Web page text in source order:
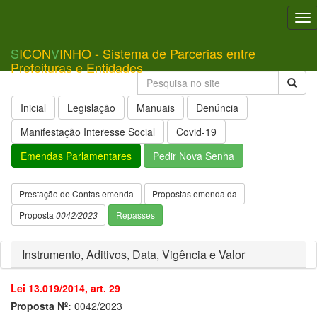
SICONVINHO - Sistema de Parcerias entre
Prefeituras e Entidades
Inicial Legislação Manuais
Denúncia
Manifestação Interesse Social
Covid-19
Emendas Parlamentares
Pedir Nova Senha
Prestação de Contas emenda
Propostas emenda da
Proposta 0042/2023 Repasses
Instrumento, Aditivos, Data, Vigência e Valor
Lei 13.019/2014, art. 29
Proposta Nº: 0042/2023